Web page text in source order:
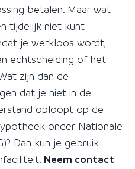
betalen. Maar wat
tijdelijk niet kunt
je werkloos wordt,
echtscheiding of het
zijn dan de
dat je niet in de
oploopt op de
onder Nationale
Dan kun je gebruik
Neem contact